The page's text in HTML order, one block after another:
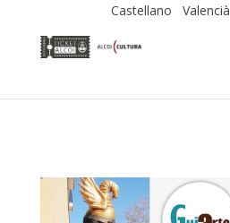
Castellano Valencià